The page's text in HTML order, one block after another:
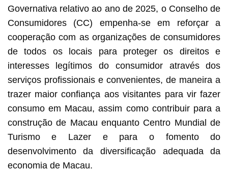
Governativa relativo ao ano de 2025, o Conselho de
Consumidores (CC) empenha-se em reforçar a
cooperação com as organizações de consumidores
de todos os locais para proteger os direitos e
interesses legítimos do consumidor através dos
serviços profissionais e convenientes, de maneira a
trazer maior confiança aos visitantes para vir fazer
consumo em Macau, assim como contribuir para a
construção de Macau enquanto Centro Mundial de
Turismo e Lazer e para o fomento do
desenvolvimento da diversificação adequada da
economia de Macau.